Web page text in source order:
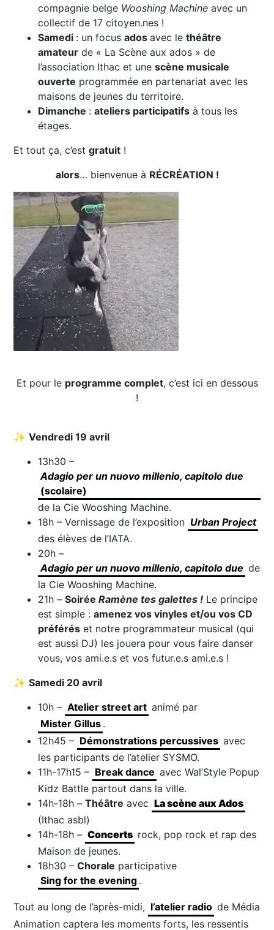
compagnie belge Wooshing Machineavec un
collectif de 17 citoyen.nes !
Samedi : un focusadosavec lethéâtre
amateur de « La Scène aux ados » de
l’association Ithac et unescène musicale
ouverte programmée en partenariat avec les
maisons de jeunes du territoire.
Dimanche :ateliers participatifs à tous les
étages.
Et tout ça, c’estgratuit !
alors… bienvenue à RÉCRÉATION !
Et pour le programme complet, c’est ici en dessous
!
✨Vendredi 19 avril
13h30 –
Adagio per un nuovo millenio, capitolo due
(scolaire)
de la Cie Wooshing Machine.
18h – Vernissage de l’exposition Urban Project
des élèves de l’IATA.
20h –
Adagio per un nuovo millenio, capitolo due de
la Cie Wooshing Machine.
21h –SoiréeRamène tes galettes ! Le principe
est simple :amenez vos vinyles et/ou vos CD
préférés et notre programmateur musical (qui
est aussi DJ) les jouera pour vous faire danser
vous, vos ami.e.s et vos futur.e.s ami.e.s !
✨Samedi 20 avril
10h – Atelier street art animé par
Mister Gillus .
12h45 – Démonstrations percussives avec
les participants de l’atelier SYSMO.
11h-17h15 – Break dance avec Wal’Style Popup
Kidz Battle partout dans la ville.
14h-18h –Théâtre avec La scène aux Ados
(Ithac asbl)
14h-18h – Concerts rock, pop rock et rap des
Maison de jeunes.
18h30 –Chorale participative
Sing for the evening .
Tout au long de l’après-midi, l’atelier radio de Média
Animation captera les moments forts, les ressentis